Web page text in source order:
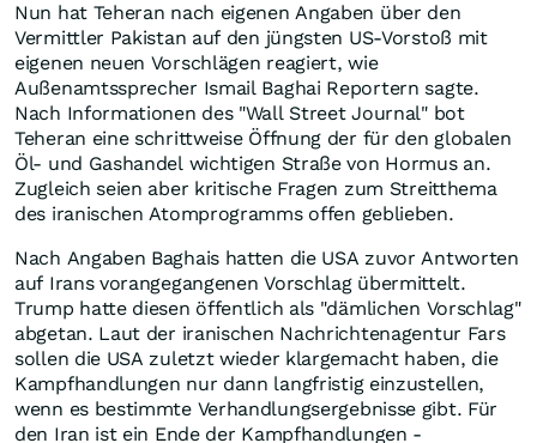
Nun hat Teheran nach eigenen Angaben über den
Vermittler Pakistan auf den jüngsten US-Vorstoß mit
eigenen neuen Vorschlägen reagiert, wie
Außenamtssprecher Ismail Baghai Reportern sagte.
Nach Informationen des "Wall Street Journal" bot
Teheran eine schrittweise Öffnung der für den globalen
Öl- und Gashandel wichtigen Straße von Hormus an.
Zugleich seien aber kritische Fragen zum Streitthema
des iranischen Atomprogramms offen geblieben.
Nach Angaben Baghais hatten die USA zuvor Antworten
auf Irans vorangegangenen Vorschlag übermittelt.
Trump hatte diesen öffentlich als "dämlichen Vorschlag"
abgetan. Laut der iranischen Nachrichtenagentur Fars
sollen die USA zuletzt wieder klargemacht haben, die
Kampfhandlungen nur dann langfristig einzustellen,
wenn es bestimmte Verhandlungsergebnisse gibt. Für
den Iran ist ein Ende der Kampfhandlungen -